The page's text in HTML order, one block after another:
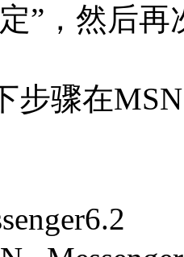
”，然后
骤在